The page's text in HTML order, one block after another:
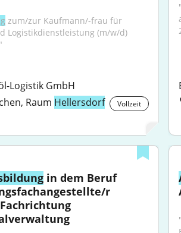
zum/zur Kaufmann/-frau für
Logistikdienstleistung (m/w/d)
Logistik GmbH
Raum Hellersdorf Vollzeit
in dem Beruf
r